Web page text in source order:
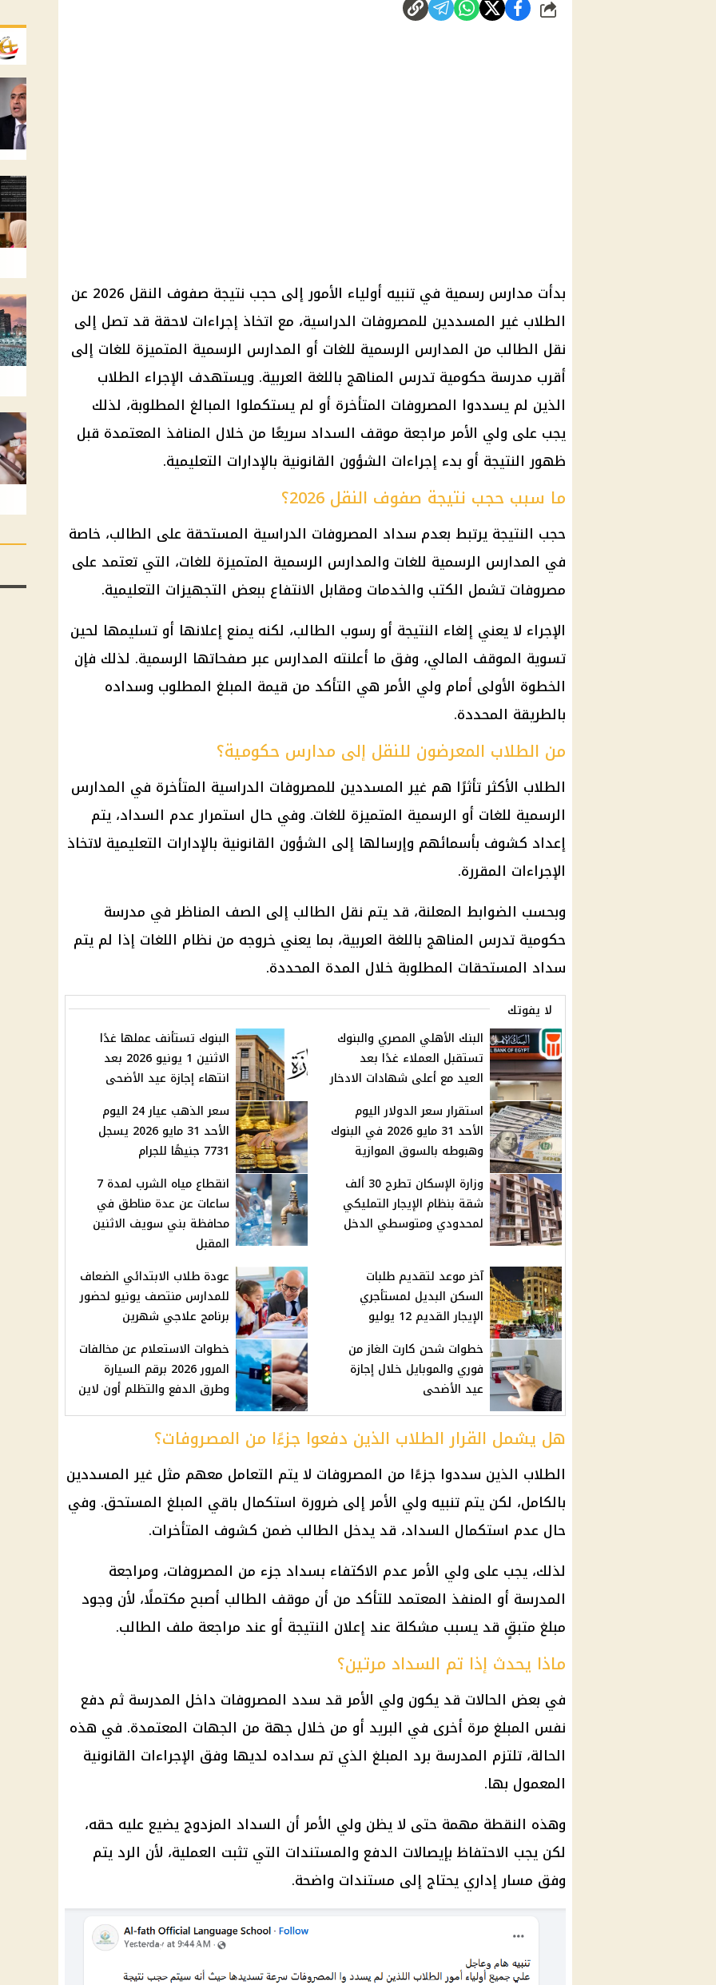
شارك
بدأت مدارس رسمية في تنبيه أولياء الأمور إلى حجب نتيجة صفوف النقل 2026 عن
الطلاب غير المسددين للمصروفات الدراسية، مع اتخاذ إجراءات لاحقة قد تصل إلى
نقل الطالب من المدارس الرسمية للغات أو المدارس الرسمية المتميزة للغات إلى
أقرب مدرسة حكومية تدرس المناهج باللغة العربية. ويستهدف الإجراء الطلاب
الذين لم يسددوا المصروفات المتأخرة أو لم يستكملوا المبالغ المطلوبة، لذلك
يجب على ولي الأمر مراجعة موقف السداد سريعًا من خلال المنافذ المعتمدة قبل
ظهور النتيجة أو بدء إجراءات الشؤون القانونية بالإدارات التعليمية.
ما سبب حجب نتيجة صفوف النقل 2026؟
حجب النتيجة يرتبط بعدم سداد المصروفات الدراسية المستحقة على الطالب، خاصة
في المدارس الرسمية للغات والمدارس الرسمية المتميزة للغات، التي تعتمد على
مصروفات تشمل الكتب والخدمات ومقابل الانتفاع ببعض التجهيزات التعليمية.
الإجراء لا يعني إلغاء النتيجة أو رسوب الطالب، لكنه يمنع إعلانها أو تسليمها لحين
تسوية الموقف المالي، وفق ما أعلنته المدارس عبر صفحاتها الرسمية. لذلك فإن
الخطوة الأولى أمام ولي الأمر هي التأكد من قيمة المبلغ المطلوب وسداده
بالطريقة المحددة.
من الطلاب المعرضون للنقل إلى مدارس حكومية؟
الطلاب الأكثر تأثرًا هم غير المسددين للمصروفات الدراسية المتأخرة في المدارس
الرسمية للغات أو الرسمية المتميزة للغات. وفي حال استمرار عدم السداد، يتم
إعداد كشوف بأسمائهم وإرسالها إلى الشؤون القانونية بالإدارات التعليمية لاتخاذ
الإجراءات المقررة.
وبحسب الضوابط المعلنة، قد يتم نقل الطالب إلى الصف المناظر في مدرسة
حكومية تدرس المناهج باللغة العربية، بما يعني خروجه من نظام اللغات إذا لم يتم
سداد المستحقات المطلوبة خلال المدة المحددة.
لا يفوتك
البنك الأهلي المصري والبنوك
تستقبل العملاء غدًا بعد
العيد مع أعلى شهادات الادخار
البنوك تستأنف عملها غدًا
الاثنين 1 يونيو 2026 بعد
انتهاء إجازة عيد الأضحى
استقرار سعر الدولار اليوم
الأحد 31 مايو 2026 في البنوك
وهبوطه بالسوق الموازية
سعر الذهب عيار 24 اليوم
الأحد 31 مايو 2026 يسجل
7731 جنيهًا للجرام
وزارة الإسكان تطرح 30 ألف
شقة بنظام الإيجار التمليكي
لمحدودي ومتوسطي الدخل
انقطاع مياه الشرب لمدة 7
ساعات عن عدة مناطق في
محافظة بني سويف الاثنين
المقبل
آخر موعد لتقديم طلبات
السكن البديل لمستأجري
الإيجار القديم 12 يوليو
عودة طلاب الابتدائي الضعاف
للمدارس منتصف يونيو لحضور
برنامج علاجي شهرين
خطوات شحن كارت الغاز من
فوري والموبايل خلال إجازة
عيد الأضحى
خطوات الاستعلام عن مخالفات
المرور 2026 برقم السيارة
وطرق الدفع والتظلم أون لاين
هل يشمل القرار الطلاب الذين دفعوا جزءًا من المصروفات؟
الطلاب الذين سددوا جزءًا من المصروفات لا يتم التعامل معهم مثل غير المسددين
بالكامل، لكن يتم تنبيه ولي الأمر إلى ضرورة استكمال باقي المبلغ المستحق. وفي
حال عدم استكمال السداد، قد يدخل الطالب ضمن كشوف المتأخرات.
لذلك، يجب على ولي الأمر عدم الاكتفاء بسداد جزء من المصروفات، ومراجعة
المدرسة أو المنفذ المعتمد للتأكد من أن موقف الطالب أصبح مكتملًا، لأن وجود
مبلغ متبقٍ قد يسبب مشكلة عند إعلان النتيجة أو عند مراجعة ملف الطالب.
ماذا يحدث إذا تم السداد مرتين؟
في بعض الحالات قد يكون ولي الأمر قد سدد المصروفات داخل المدرسة ثم دفع
نفس المبلغ مرة أخرى في البريد أو من خلال جهة من الجهات المعتمدة. في هذه
الحالة، تلتزم المدرسة برد المبلغ الذي تم سداده لديها وفق الإجراءات القانونية
المعمول بها.
وهذه النقطة مهمة حتى لا يظن ولي الأمر أن السداد المزدوج يضيع عليه حقه،
لكن يجب الاحتفاظ بإيصالات الدفع والمستندات التي تثبت العملية، لأن الرد يتم
وفق مسار إداري يحتاج إلى مستندات واضحة.